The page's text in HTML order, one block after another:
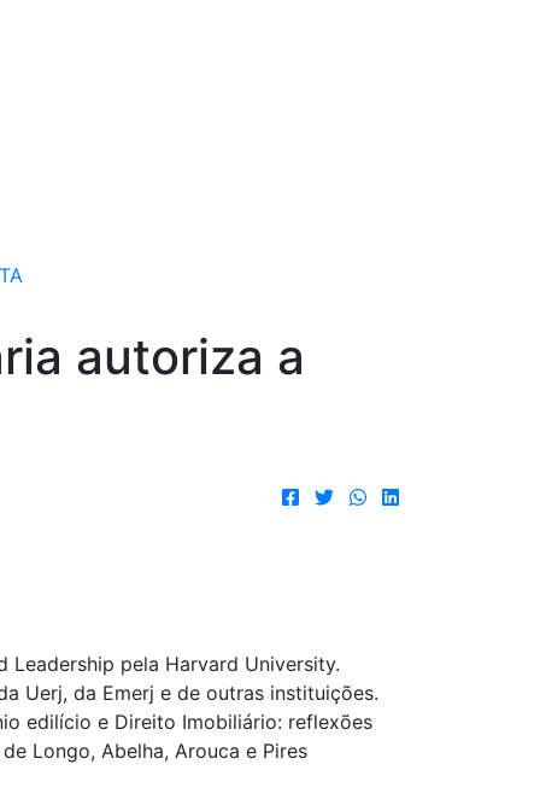
autoriza a
Leadership pela Harvard University.
Uerj, da Emerj e de outras instituições.
edilício e Direito Imobiliário: reflexões
Longo, Abelha, Arouca e Pires